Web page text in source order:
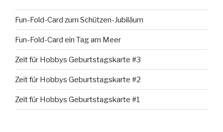
Fun-Fold-Card zum Schützen-Jubiläum
Fun-Fold-Card ein Tag am Meer
Zeit für Hobbys Geburtstagskarte #3
Zeit für Hobbys Geburtstagskarte #2
Zeit für Hobbys Geburtstagskarte #1